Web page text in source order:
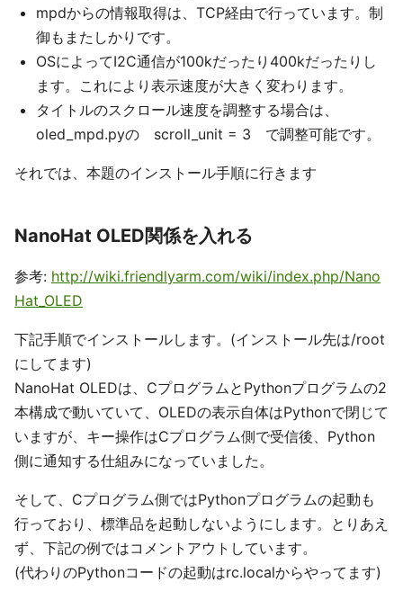
mpdからの情報取得は、TCP経由で行っています。制
御もまたしかりです。
OSによってI2C通信が100kだったり400kだったりし
ます。これにより表示速度が大きく変わります。
タイトルのスクロール速度を調整する場合は、
oled_mpd.pyの scroll_unit = 3 で調整可能です。
それでは、本題のインストール手順に行きます
NanoHat OLED関係を入れる
参考: http://wiki.friendlyarm.com/wiki/index.php/Nano
Hat_OLED
下記手順でインストールします。(インストール先は/root
にしてます)
NanoHat OLEDは、CプログラムとPythonプログラムの2
本構成で動いていて、OLEDの表示自体はPythonで閉じて
いますが、キー操作はCプログラム側で受信後、Python
側に通知する仕組みになっていました。
そして、Cプログラム側ではPythonプログラムの起動も
行っており、標準品を起動しないようにします。とりあえ
ず、下記の例ではコメントアウトしています。
(代わりのPythonコードの起動はrc.localからやってます)